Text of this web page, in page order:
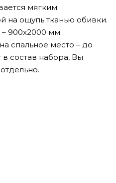
мягким
на ощупь тканью обивки.
900х2000 мм.
спальное место – до
в состав набора, Вы